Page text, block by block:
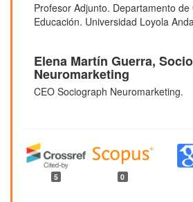
Profesor Adjunto. Departamento
Educación. Universidad Loyola
Elena Martín Guerra,
Neuromarketing
CEO Sociograph Neuromarketing.
5 0